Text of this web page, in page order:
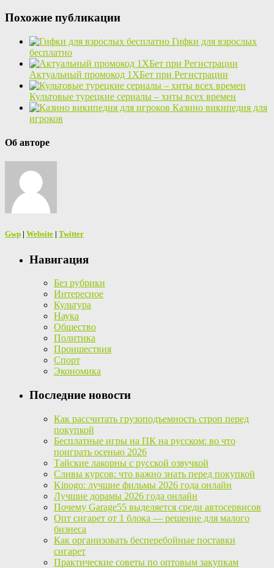
Похожие публикации
Гифки для взрослых
бесплатно
Актуальный промокод 1ХБет при Регистрации
Культовые турецкие сериалы – хиты всех времен
Казино википедия для
игроков
Об авторе
Gwp | Website | Twitter
Навигация
Без рубрики
Интересное
Культура
Наука
Общество
Политика
Проишествия
Спорт
Экономика
Последние новости
Как рассчитать грузоподъемность строп перед
покупкой
Бесплатные игры на ПК на русском: во что
поиграть осенью 2026
Тайские лакорны с русской озвучкой
Сливы курсов: что важно знать перед покупкой
Kinogo: лучшие фильмы 2026 года онлайн
Лучшие дорамы 2026 года онлайн
Почему Garage55 выделяется среди автосервисов
Опт сигарет от 1 блока — решение для малого
бизнеса
Как организовать бесперебойные поставки
сигарет
Практические советы по оптовым закупкам